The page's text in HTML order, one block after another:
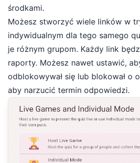
środkami.
Możesz stworzyć wiele linków w
indywidualnym dla tego samego
je różnym grupom. Każdy link
raporty. Możesz nawet ustawić,
odblokowywał się lub blokował o
aby narzucić termin odpowiedzi.